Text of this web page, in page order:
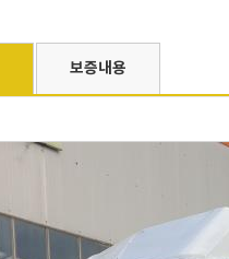
보증내용